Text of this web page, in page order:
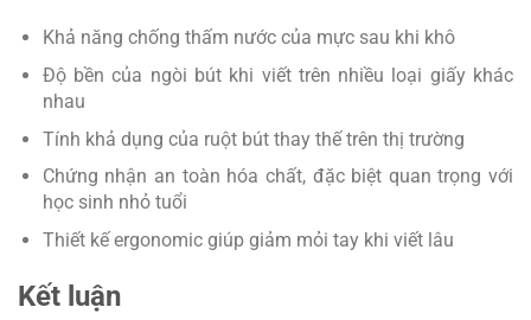
Khả năng chống thấm nước của mực sau khi khô
Độ bền của ngòi bút khi viết trên nhiều loại giấy khác
nhau
Tính khả dụng của ruột bút thay thế trên thị trường
Chứng nhận an toàn hóa chất, đặc biệt quan trọng với
học sinh nhỏ tuổi
Thiết kế ergonomic giúp giảm mỏi tay khi viết lâu
Kết luận